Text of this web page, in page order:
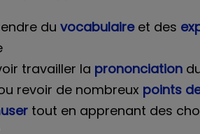
du vocabulaire et des
travailler la prononciation
revoir de nombreux points
tout en apprenant des